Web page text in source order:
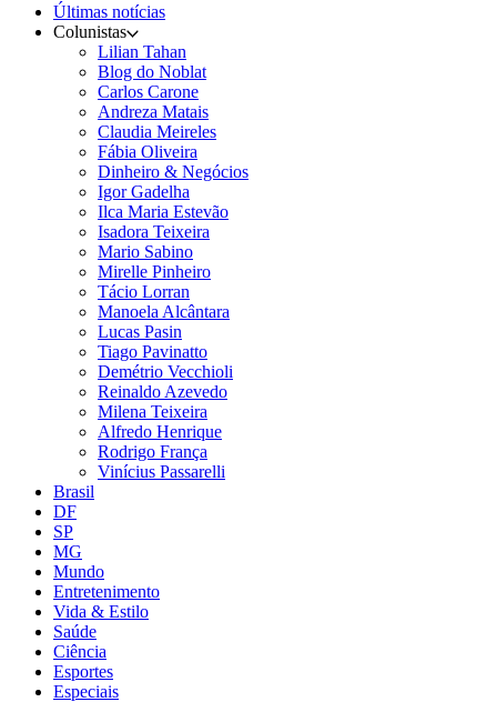
Últimas notícias
Colunistas
Lilian Tahan
Blog do Noblat
Carlos Carone
Andreza Matais
Claudia Meireles
Fábia Oliveira
Dinheiro & Negócios
Igor Gadelha
Ilca Maria Estevão
Isadora Teixeira
Mario Sabino
Mirelle Pinheiro
Tácio Lorran
Manoela Alcântara
Lucas Pasin
Tiago Pavinatto
Demétrio Vecchioli
Reinaldo Azevedo
Milena Teixeira
Alfredo Henrique
Rodrigo França
Vinícius Passarelli
Brasil
DF
SP
MG
Mundo
Entretenimento
Vida & Estilo
Saúde
Ciência
Esportes
Especiais